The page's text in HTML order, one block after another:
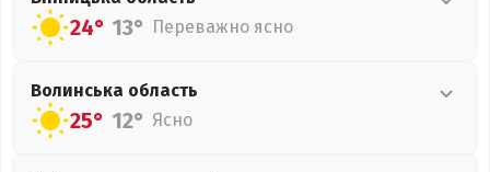
24° 13° Переважно ясно
Волинська область
25° 12° Ясно